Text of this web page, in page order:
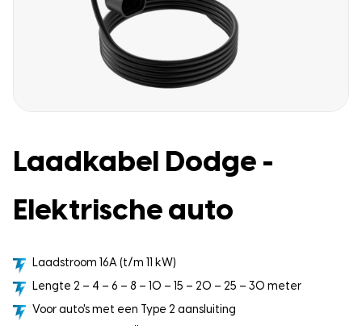
Laadkabel Dodge -
Elektrische auto
Laadstroom 16A (t/m 11 kW)
Lengte 2 – 4 – 6 – 8 – 10 – 15 – 20 – 25 – 30 meter
Voor auto's met een Type 2 aansluiting